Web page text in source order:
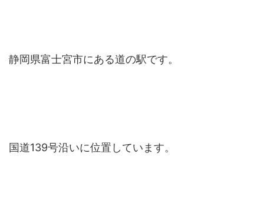
静岡県富士宮市にある道の駅です。
国道139号沿いに位置しています。